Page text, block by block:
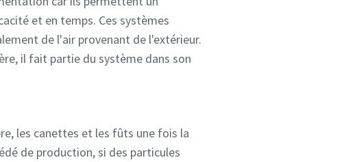
et en temps. Ces systèmes
de l'air provenant de l'extérieur.
il fait partie du système dans son
les canettes et les fûts une fois la
de production, si des particules